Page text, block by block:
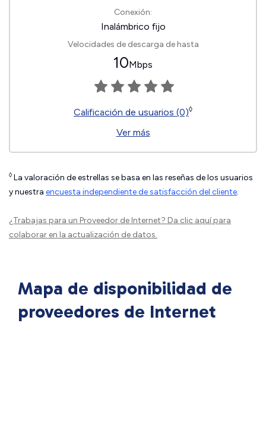
Conexión:
Inalámbrico fijo
Velocidades de descarga de hasta
10Mbps
Calificación de usuarios (0)◊
Ver más
◊ La valoración de estrellas se basa en las reseñas de los usuarios
y nuestra encuesta independiente de satisfacción del cliente.
¿Trabajas para un Proveedor de Internet? Da clic aquípara
colaborar en la actualización de datos.
Mapa de disponibilidad de
proveedores de Internet